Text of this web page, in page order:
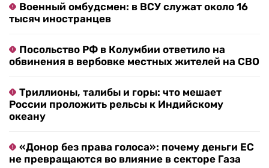
Военный омбудсмен: в ВСУ служат около 16
тысяч иностранцев
Посольство РФ в Колумбии ответило на
обвинения в вербовке местных жителей на СВО
Триллионы, талибы и горы: что мешает
России проложить рельсы к Индийскому
океану
«Донор без права голоса»: почему деньги ЕС
не превращаются во влияние в секторе Газа